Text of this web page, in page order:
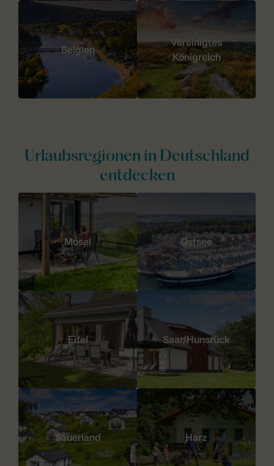
Belgien
Vereinigtes
Königreich
Urlaubsregionen in Deutschland
entdecken
Mosel Ostsee
Eifel Saar/Hunsrück
Sauerland Harz